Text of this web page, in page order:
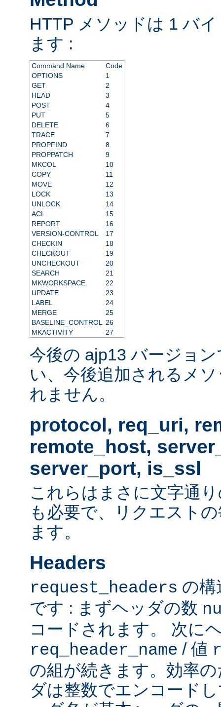
HTTP メソッドは 1 バ
ます :
Command Name
Code
OPTIONS
1
GET
2
HEAD
3
POST
4
PUT
5
DELETE
6
TRACE
7
PROPFIND
8
PROPPATCH
9
MKCOL
10
COPY
11
MOVE
12
LOCK
13
UNLOCK
14
ACL
15
REPORT
16
VERSION-CONTROL
17
CHECKIN
18
CHECKOUT
19
UNCHECKOUT
20
SEARCH
21
MKWORKSPACE
22
UPDATE
23
LABEL
24
MERGE
25
BASELINE_CONTROL
26
MKACTIVITY
27
今後の ajp13 バージョ
い、今後追加されるメ
れません。
protocol, req_uri,
remote_host,
server_port, is_ssl
これらはまさに文字通
も必要で、リクエスト
ます。
Headers
request_headers の構
です : まずヘッダの数
コードされます。 次に
req_header_name / 値
の組が続きます。効率
ダは整数でエンコード